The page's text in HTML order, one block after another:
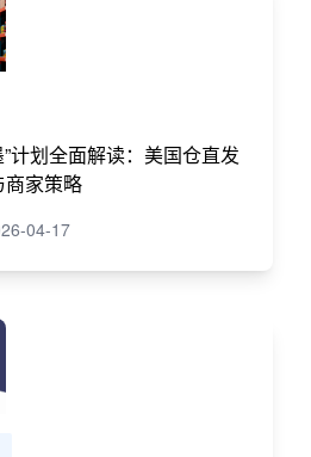
计划全面解读：美国仓直发
商家策略
04-17